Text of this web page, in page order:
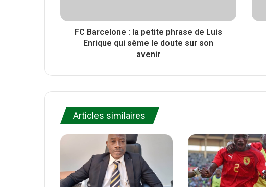
FC Barcelone : la petite phrase de Luis
Enrique qui sème le doute sur son
avenir
Articles similaires